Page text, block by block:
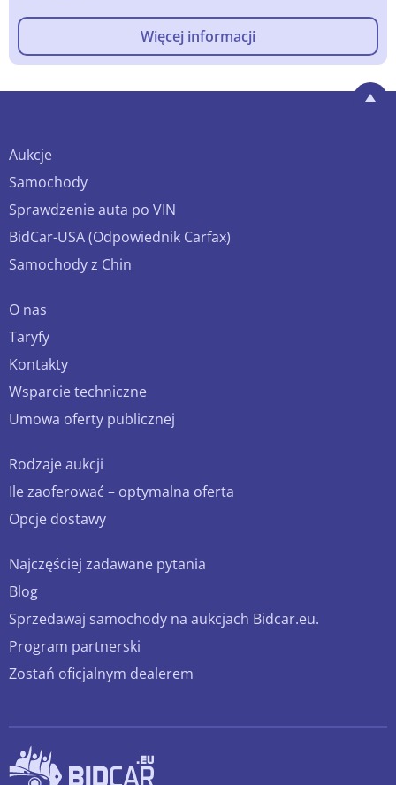
Więcej informacji
Aukcje
Samochody
Sprawdzenie auta po VIN
BidCar-USA (Odpowiednik Carfax)
Samochody z Chin
O nas
Taryfy
Kontakty
Wsparcie techniczne
Umowa oferty publicznej
Rodzaje aukcji
Ile zaoferować – optymalna oferta
Opcje dostawy
Najczęściej zadawane pytania
Blog
Sprzedawaj samochody na aukcjach Bidcar.eu.
Program partnerski
Zostań oficjalnym dealerem